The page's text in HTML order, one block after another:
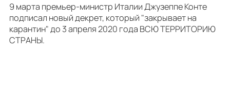
9 марта премьер-министр Италии Джузеппе Конте
подписал новый декрет, который "закрывает на
карантин" до 3 апреля 2020 года ВСЮ ТЕРРИТОРИЮ
СТРАНЫ.